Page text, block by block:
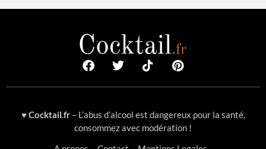
♥ Cocktail.fr– L’abus d’alcool est dangereux pour la santé,
consommez avec modération !